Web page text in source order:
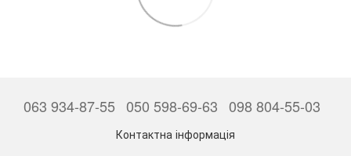
063 934-87-55 050 598-69-63 098 804-55-03
Контактна інформація